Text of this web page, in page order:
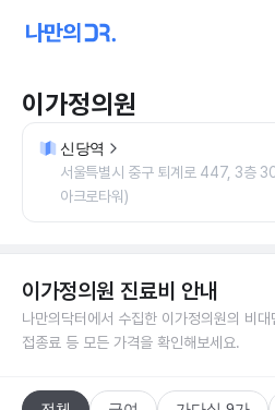
이가정의원
신당역
서울특별시 중구 퇴계로 447, 3층
아크로타워)
이가정의원 진료비 안내
나만의닥터에서 수집한 이가정의원의 비대
접종료 등 모든 가격을 확인해보세요.